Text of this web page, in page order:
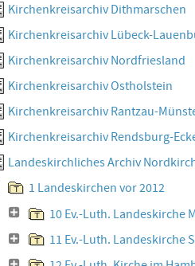
Kirchenkreisarchiv Dithmarschen
Kirchenkreisarchiv Lübeck-
Kirchenkreisarchiv Nordfriesland
Kirchenkreisarchiv Ostholstein
Kirchenkreisarchiv Rantzau-
Kirchenkreisarchiv Rendsburg-
Landeskirchliches Archiv
1 Landeskirchen vor 2012
10 Ev.-Luth. Landeskirche
11 Ev.-Luth. Landeskirche